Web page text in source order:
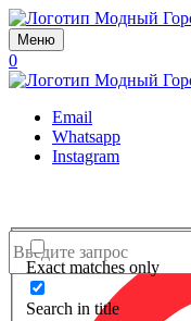
Меню
0
Email
Whatsapp
Instagram
Exact matches only
Search in title